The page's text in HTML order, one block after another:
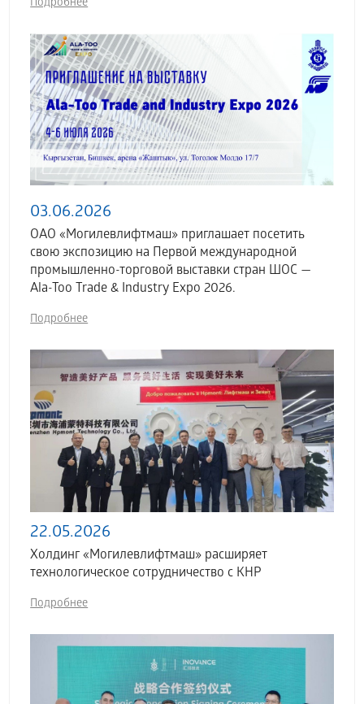
Подробнее
03.06.2026
ОАО «Могилевлифтмаш» приглашает посетить
свою экспозицию на Первой международной
промышленно-торговой выставки стран ШОС —
Ala-Too Trade & Industry Expo 2026.
Подробнее
22.05.2026
Холдинг «Могилевлифтмаш» расширяет
технологическое сотрудничество с КНР
Подробнее